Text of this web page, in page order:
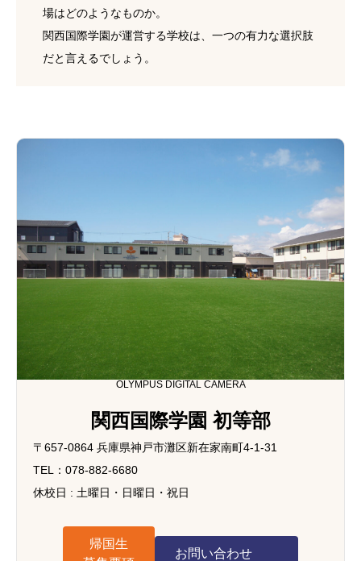
場はどのようなものか。
関西国際学園が運営する学校は、一つの有力な選択肢
だと言えるでしょう。
OLYMPUS DIGITAL CAMERA
関西国際学園 初等部
〒657-0864 兵庫県神戸市灘区新在家南町4-1-31
TEL：078-882-6680
休校日 : 土曜日・日曜日・祝日
帰国生
お問い合わせ